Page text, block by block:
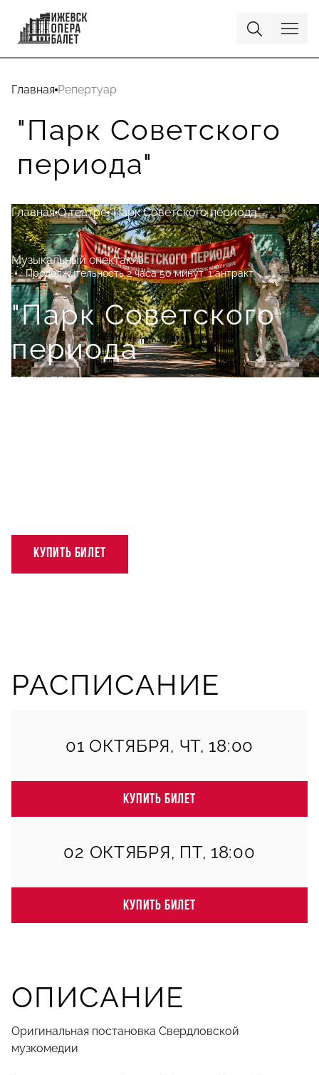
Главная Репертуар
"Парк Советского
периода"
Главная О театре "Парк Советского периода"
Музыкальный спектакль
Продолжительность 2 часа 50 минут, 1 антракт
"Парк Советского
периода"
ПРЕМЬЕРА
КУПИТЬ БИЛЕТ
РАСПИСАНИЕ
01 ОКТЯБРЯ, ЧТ, 18:00
КУПИТЬ БИЛЕТ
02 ОКТЯБРЯ, ПТ, 18:00
КУПИТЬ БИЛЕТ
ОПИСАНИЕ
Оригинальная постановка Свердловской
музкомедии